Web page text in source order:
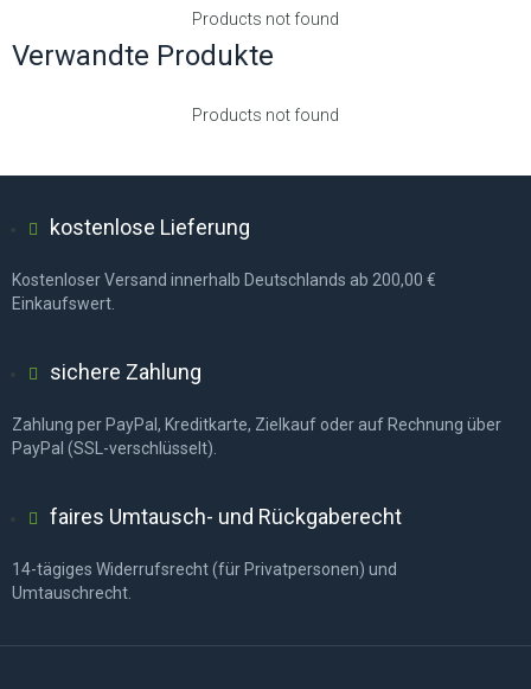
Products not found
Verwandte Produkte
Products not found
kostenlose Lieferung
Kostenloser Versand innerhalb Deutschlands ab 200,00 €
Einkaufswert.
sichere Zahlung
Zahlung per PayPal, Kreditkarte, Zielkauf oder auf Rechnung über
PayPal (SSL-verschlüsselt).
faires Umtausch- und Rückgaberecht
14-tägiges Widerrufsrecht (für Privatpersonen) und
Umtauschrecht.